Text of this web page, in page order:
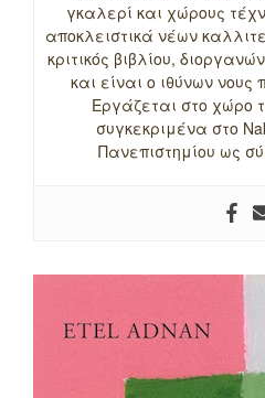
γκαλερί και χώρους
αποκλειστικά νέων
κριτικός βιβλίου,
και είναι ο ιθύνων νους
Εργάζεται στο χώρο
συγκεκριμένα στο
Πανεπιστημίου ως